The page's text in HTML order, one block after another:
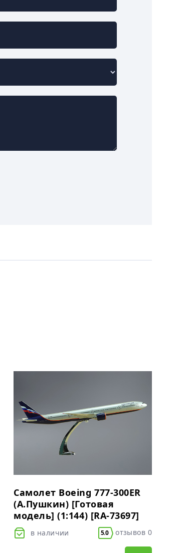
Самолет Boeing 777-300ER
(А.Пушкин) [Готовая
модель] (1:144) [RA-73697]
в наличии 5.0 отзывов 0